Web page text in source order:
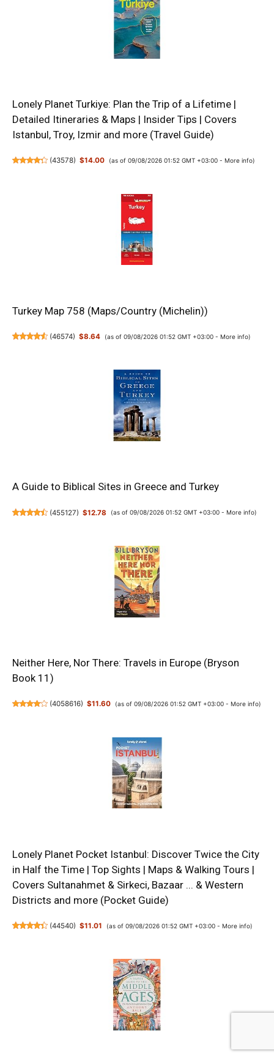
Lonely Planet Turkiye: Plan the Trip of a Lifetime |
Detailed Itineraries & Maps | Insider Tips | Covers
Istanbul, Troy, Izmir and more (Travel Guide)
(43578) $14.00 (as of 09/08/2026 01:52 GMT +03:00 - More info)
Turkey Map 758 (Maps/Country (Michelin))
(46574) $8.64 (as of 09/08/2026 01:52 GMT +03:00 - More info)
A Guide to Biblical Sites in Greece and Turkey
(455127) $12.78 (as of 09/08/2026 01:52 GMT +03:00 - More info)
Neither Here, Nor There: Travels in Europe (Bryson
Book 11)
(4058616) $11.60 (as of 09/08/2026 01:52 GMT +03:00 - More info)
Lonely Planet Pocket Istanbul: Discover Twice the City
in Half the Time | Top Sights | Maps & Walking Tours |
Covers Sultanahmet & Sirkeci, Bazaar ... & Western
Districts and more (Pocket Guide)
(44540) $11.01 (as of 09/08/2026 01:52 GMT +03:00 - More info)